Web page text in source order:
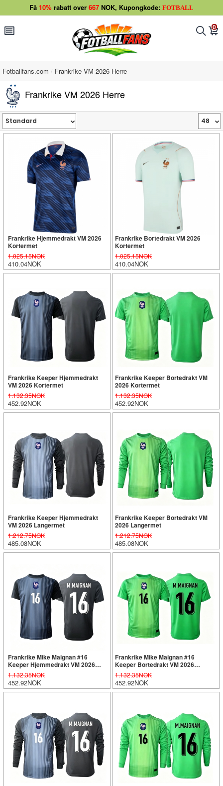
Få 10% rabatt over 667 NOK, Kupongkode: FOTBALL
󰂩 󰂨 0
󰃦
Fotballfans.com Frankrike VM 2026 Herre
Frankrike VM 2026 Herre
Frankrike Hjemmedrakt VM 2026
Kortermet
1.025.15NOK
410.04NOK
Frankrike Bortedrakt VM 2026
Kortermet
1.025.15NOK
410.04NOK
Frankrike Keeper Hjemmedrakt
VM 2026 Kortermet
1.132.35NOK
452.92NOK
Frankrike Keeper Bortedrakt VM
2026 Kortermet
1.132.35NOK
452.92NOK
Frankrike Keeper Hjemmedrakt
VM 2026 Langermet
1.212.75NOK
485.08NOK
Frankrike Keeper Bortedrakt VM
2026 Langermet
1.212.75NOK
485.08NOK
Frankrike Mike Maignan #16
Keeper Hjemmedrakt VM 2026
Kortermet
1.132.35NOK
452.92NOK
Frankrike Mike Maignan #16
Keeper Bortedrakt VM 2026
Kortermet
1.132.35NOK
452.92NOK